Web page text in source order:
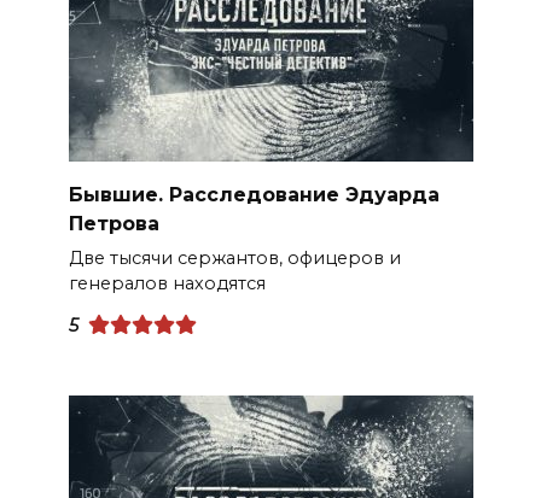
Бывшие. Расследование Эдуарда
Петрова
Две тысячи сержантов, офицеров и
генералов находятся
5